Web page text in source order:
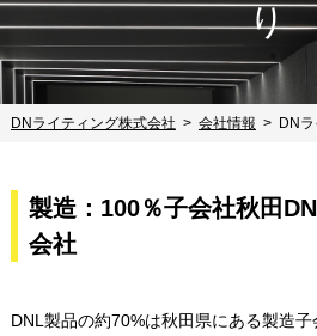
り
DNライティング株式会社 会社情報 DN
製造：100％子会社秋田
会社
DNL製品の約70%は秋田県にある製造